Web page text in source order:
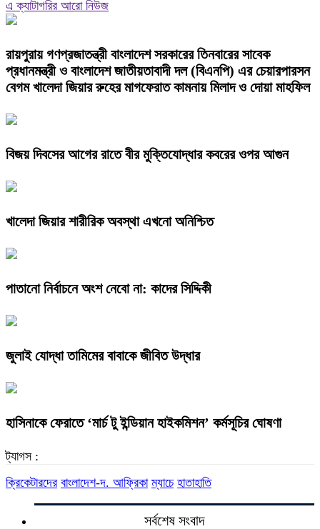
এ ক্যাটাগরির আরো নিউজ
রায়পুরায় গণপ্রজাতন্ত্রী বাংলাদেশ সরকারের তিনবারের সাবেক
প্রধানমন্ত্রী ও বাংলাদেশ জাতীয়তাবাদী দল (বিএনপি) এর চেয়ারপারসন
বেগম খালেদা জিয়ার রুহের মাগফেরাত কামনায় মিলাদ ও দোয়া মাহফিল
বিজয় দিবসের আগের রাতে বীর মুক্তিযোদ্ধার কবরের ওপর আগুন
খালেদা জিয়ার শারীরিক অবস্থা এখনো অনিশ্চিত
পাতানো নির্বাচনে অংশ নেবো না: কাদের সিদ্দিকী
জুলাই যোদ্ধা তামিমের বাবাকে জীবিত উদ্ধার
হাসিনাকে ফেরাতে ‘মার্চ টু ইন্ডিয়ান হাইকমিশন’ কর্মসূচির ঘোষণা
ট্যাগস :
ক্রিকেটারদের বাংলাদেশ-দ. আফ্রিকা ম্যাচে হাতাহাতি
সর্বশেষ সংবাদ